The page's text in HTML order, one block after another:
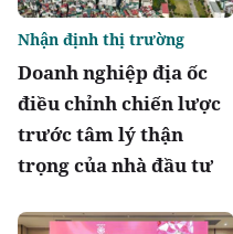
Doanh nghiệp địa ốc
điều chỉnh chiến lược
trước tâm lý thận
trọng của nhà đầu tư
Nhận định thị trường